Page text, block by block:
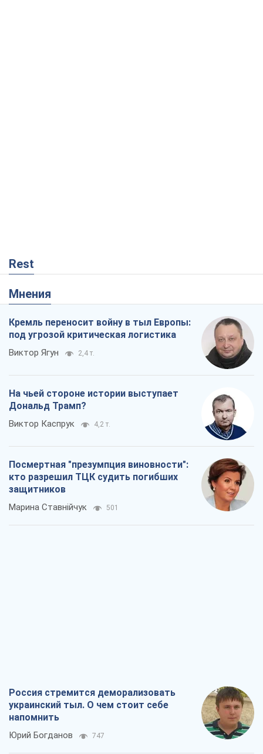
Rest
Мнения
Кремль переносит войну в тыл Европы:
под угрозой критическая логистика
Виктор Ягун 2,4 т.
На чьей стороне истории выступает
Дональд Трамп?
Виктор Каспрук 4,2 т.
Посмертная "презумпция виновности":
кто разрешил ТЦК судить погибших
защитников
Марина Ставнійчук 501
Россия стремится деморализовать
украинский тыл. О чем стоит себе
напомнить
Юрий Богданов 747